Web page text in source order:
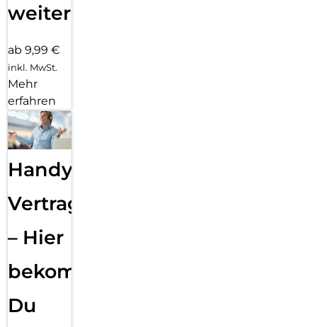
weiter
ab 9,99 €
inkl. MwSt.
Mehr
erfahren
Handy
Vertragsabwicklung
– Hier
bekommst
Du